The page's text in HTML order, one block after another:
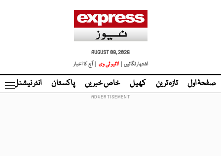
AUGUST 08, 2026
اشتہار لگائیں |
لائیو ٹی وی | آج کا اخبار
صفحۂ اول تازہ ترین کھیل خاص خبریں پاکستان انٹر نیشنل